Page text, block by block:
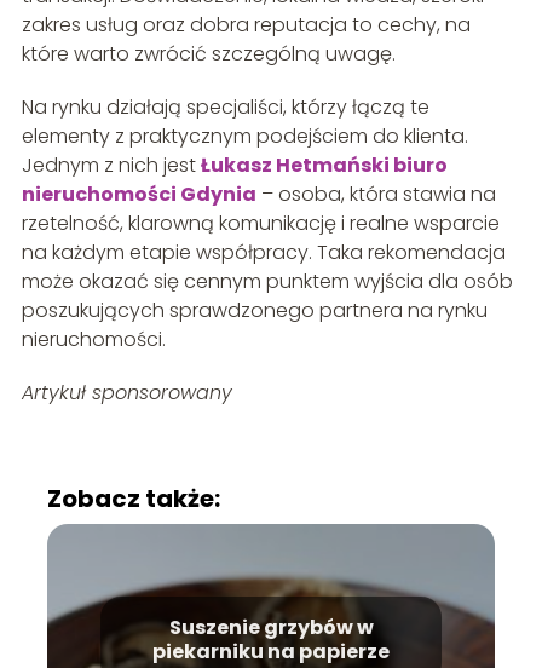
zakres usług oraz dobra reputacja to cechy, na
które warto zwrócić szczególną uwagę.
Na rynku działają specjaliści, którzy łączą te
elementy z praktycznym podejściem do klienta.
Jednym z nich jestŁukasz Hetmański biuro
nieruchomości Gdynia – osoba, która stawia na
rzetelność, klarowną komunikację i realne wsparcie
na każdym etapie współpracy. Taka rekomendacja
może okazać się cennym punktem wyjścia dla osób
poszukujących sprawdzonego partnera na rynku
nieruchomości.
Artykuł sponsorowany
Zobacz także:
Suszenie grzybów w
piekarniku na papierze